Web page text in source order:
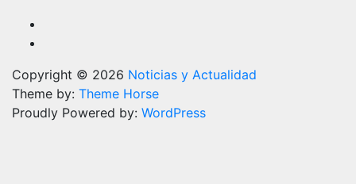
Copyright © 2026 Noticias y Actualidad
Theme by: Theme Horse
Proudly Powered by: WordPress